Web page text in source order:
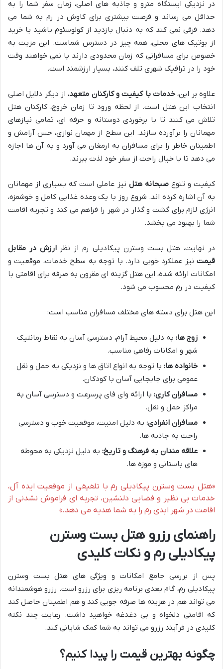
در نزدیکی ایستگاه مترو و جاذبه های اصلی، زمان سفر شما را به
حداقل می رساند و فرصت بیشتری برای کاوش در رم به شما می
دهد. فرقی نمی کند که به دنبال بازدید از کولوسئوم باشید یا خرید
از بوتیک های محلی، همه چیز در دسترس شماست. این مزیت به
خصوص برای مسافرانی که زمان محدودی دارند یا نمی خواهند وقت
خود را در ترافیک شهری تلف کنند، بسیار ارزشمند است.
علاوه بر این، خدمات با کیفیت و کارکنان متعهد، از دیگر دلایل اصلی
انتخاب این هتل است. از لحظه ورود تا زمان خروج، کارکنان هتل
تلاش می کنند تا با برخوردی دوستانه و حرفه ای، تمامی نیازهای
مهمانان را برآورده سازند. این سطح از مهمان نوازی، حس آرامش و
اطمینان خاطر را برای مسافران به ارمغان می آورد و به آن ها اجازه
می دهد تا با خیال راحت از سفر خود لذت ببرند.
کیفیت و تنوعصبحانه هتل نیز عاملی است که بسیاری از مهمانان
به آن اشاره کرده اند. شروع روز با یک وعده غذایی کامل و خوشمزه،
انرژی لازم برای گشت و گذار در شهر را فراهم می کند و تجربه اقامت
شما را بهبود می بخشد.
در نهایت، هتل بست وسترن پیکادیلی رم از نظرارزش در مقابل
قیمت نیز عملکرد خوبی دارد. با توجه به سطح خدمات، موقعیت و
امکانات ارائه شده، این هتل گزینه ای مقرون به صرفه برای اقامتی با
کیفیت در رم محسوب می شود.
این هتل برای دسته های مختلف مسافران مناسب است:
زوج ها: به دلیل محیط آرام، دسترسی آسان به نقاط رمانتیک
شهر و امکانات رفاهی مناسب.
خانواده ها: با توجه به انواع اتاق ها و نزدیکی به حمل و نقل
عمومی برای جابجایی آسان با کودکان.
مسافران کاری: با ارائه وای فای پرسرعت و دسترسی آسان به
مراکز حمل و نقل.
مسافران انفرادی: به دلیل امنیت، موقعیت خوب و دسترسی
راحت به جاذبه ها.
علاقه مندان به فرهنگ و تاریخ: به دلیل نزدیکی به محوطه
های باستانی و موزه ها.
«هتل بست وسترن پیکادیلی رم با تلفیقی از موقعیت ایده آل،
خدمات بی نظیر و فضایی دلنشین، تجربه ای فراموش نشدنی از
اقامت در شهر ابدی رم را به شما هدیه می دهد.»
راهنمای رزرو هتل بست وسترن
پیکادیلی رم و نکات کلیدی
پس از بررسی جامع امکانات و ویژگی های هتل بست وسترن
پیکادیلی رم، گام بعدی برنامه ریزی برای رزرو است. رزرو هوشمندانه
می تواند هم در هزینه ها صرفه جویی کند و هم اطمینان حاصل کند
که اقامتی دلخواه و بی دغدغه خواهید داشت. رعایت چند نکته
کلیدی در فرآیند رزرو می تواند به شما کمک شایانی کند.
چگونه بهترین قیمت را پیدا کنیم؟